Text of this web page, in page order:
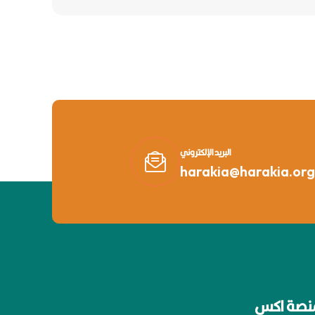
البريد الإلكتروني
اكس